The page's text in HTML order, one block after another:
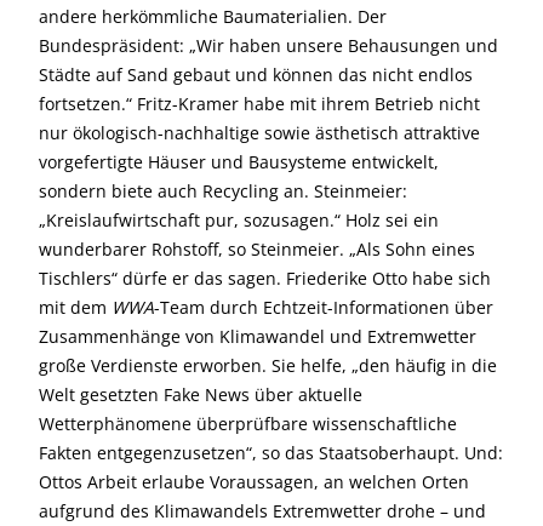
andere herkömmliche Baumaterialien. Der
Bundespräsident: „Wir haben unsere Behausungen und
Städte auf Sand gebaut und können das nicht endlos
fortsetzen.“ Fritz-Kramer habe mit ihrem Betrieb nicht
nur ökologisch-nachhaltige sowie ästhetisch attraktive
vorgefertigte Häuser und Bausysteme entwickelt,
sondern biete auch Recycling an. Steinmeier:
„Kreislaufwirtschaft pur, sozusagen.“ Holz sei ein
wunderbarer Rohstoff, so Steinmeier. „Als Sohn eines
Tischlers“ dürfe er das sagen. Friederike Otto habe sich
mit dem WWA-Team durch Echtzeit-Informationen über
Zusammenhänge von Klimawandel und Extremwetter
große Verdienste erworben. Sie helfe, „den häufig in die
Welt gesetzten Fake News über aktuelle
Wetterphänomene überprüfbare wissenschaftliche
Fakten entgegenzusetzen“, so das Staatsoberhaupt. Und:
Ottos Arbeit erlaube Voraussagen, an welchen Orten
aufgrund des Klimawandels Extremwetter drohe – und